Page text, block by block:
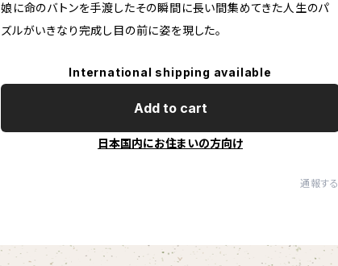
娘に命のバトンを手渡したその瞬間に長い間集めてきた人生のパ
ズルがいきなり完成し目の前に姿を現した。
International shipping available
Add to cart
日本国内にお住まいの方向け
通報する